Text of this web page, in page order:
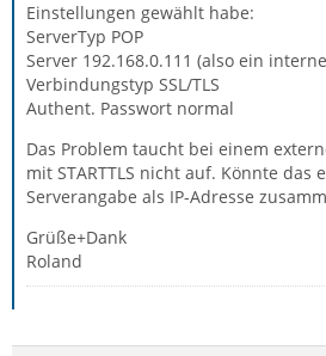
Einstellungen gewählt habe:
ServerTyp POP
Server 192.168.0.111 (also ein
Verbindungstyp SSL/TLS
Authent. Passwort normal
Das Problem taucht bei einem
mit STARTTLS nicht auf. Könnte das
Serverangabe als IP-Adresse
Grüße+Dank
Roland